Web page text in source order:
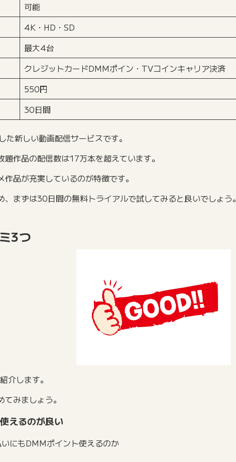
可能
4K・HD・SD
最大4台
クレジットカードDMMポイン・TVコインキャリア決済
550円
30日間
新しい動画配信サービスです。
作品の配信数は17万本を超えています。
品が充実しているのが特徴です。
まずは30日間の無料トライアルで試してみると良いでしょう。
3つ
介します。
みましょう。
えるのが良い
にもDMMポイント使えるのか